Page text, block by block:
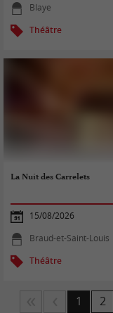
Blaye
Théâtre
La Nuit des Carrelets
15/08/2026
Braud-et-Saint-Louis
Théâtre
1 2